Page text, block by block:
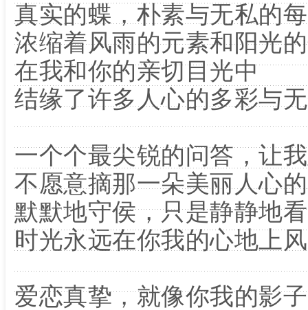
真实的蝶，朴素与无私的
浓缩着风雨的元素和阳光
在我和你的亲切目光中
结缘了许多人心的多彩与
一个个最尖锐的问答，让
不愿意摘那一朵美丽人心
默默地守侯，只是静静地看
时光永远在你我的心地上
爱恋真挚，就像你我的影子